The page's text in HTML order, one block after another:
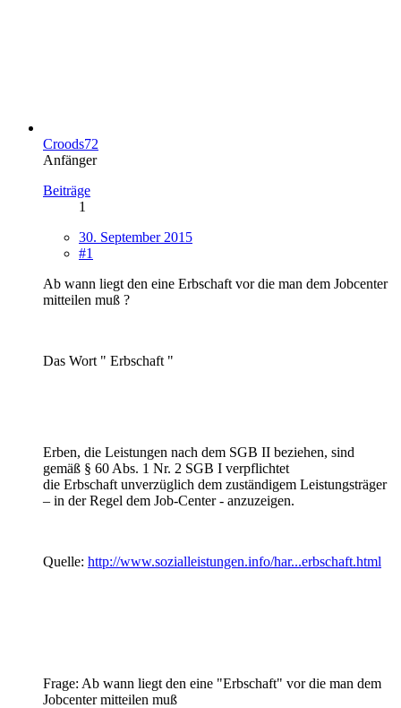
Croods72
Anfänger
Beiträge
1
30. September 2015
#1
Ab wann liegt den eine Erbschaft vor die man dem Jobcenter
mitteilen muß ?
Das Wort " Erbschaft "
Erben, die Leistungen nach dem SGB II beziehen, sind
gemäß § 60 Abs. 1 Nr. 2 SGB I verpflichtet
die Erbschaft unverzüglich dem zuständigem Leistungsträger
– in der Regel dem Job-Center - anzuzeigen.
Quelle: http://www.sozialleistungen.info/har...erbschaft.html
Frage: Ab wann liegt den eine "Erbschaft" vor die man dem
Jobcenter mitteilen muß